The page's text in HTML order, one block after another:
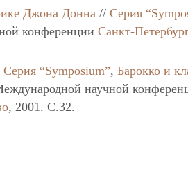
Джона Донна //Серия
конференцииСанкт-
Серия “Symposium”,Барокко и
научной
, 2001. C.32.